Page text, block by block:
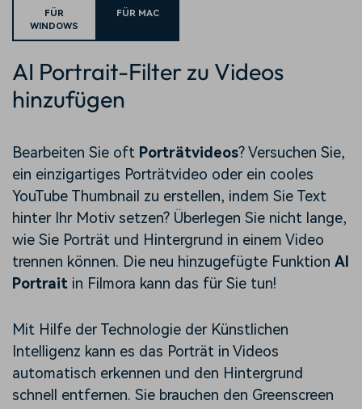
FÜR
WINDOWS
FÜR MAC
AI Portrait-Filter zu Videos
hinzufügen
Bearbeiten Sie oft Porträtvideos? Versuchen Sie,
ein einzigartiges Porträtvideo oder ein cooles
YouTube Thumbnail zu erstellen, indem Sie Text
hinter Ihr Motiv setzen? Überlegen Sie nicht lange,
wie Sie Porträt und Hintergrund in einem Video
trennen können. Die neu hinzugefügte Funktion AI
Portrait in Filmora kann das für Sie tun!
Mit Hilfe der Technologie der Künstlichen
Intelligenz kann es das Porträt in Videos
automatisch erkennen und den Hintergrund
schnell entfernen. Sie brauchen den Greenscreen